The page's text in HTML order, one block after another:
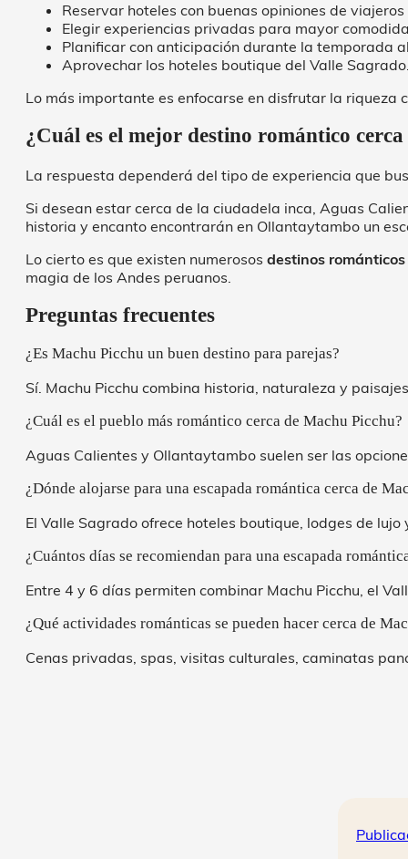
Reservar hoteles con buenas opiniones de
Elegir experiencias privadas para mayor
Planificar con anticipación durante la temporada
Aprovechar los hoteles boutique del Valle
Lo más importante es enfocarse en disfrutar la riqueza
¿Cuál es el mejor destino romántico
La respuesta dependerá del tipo de experiencia que
Si desean estar cerca de la ciudadela inca, Aguas
historia y encanto encontrarán en Ollantaytambo un
Lo cierto es que existen numerosos destinos
magia de los Andes peruanos.
Preguntas frecuentes
¿Es Machu Picchu un buen destino para parejas?
Sí. Machu Picchu combina historia, naturaleza y
¿Cuál es el pueblo más romántico cerca de Machu Picchu?
Aguas Calientes y Ollantaytambo suelen ser las
¿Dónde alojarse para una escapada romántica cerca de
El Valle Sagrado ofrece hoteles boutique, lodges de
¿Cuántos días se recomiendan para una escapada
Entre 4 y 6 días permiten combinar Machu Picchu, el
¿Qué actividades románticas se pueden hacer cerca de
Cenas privadas, spas, visitas culturales, caminatas